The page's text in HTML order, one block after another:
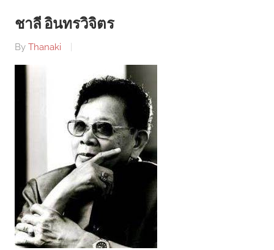
ชาลี อินทรวิจิตร
By Thanaki